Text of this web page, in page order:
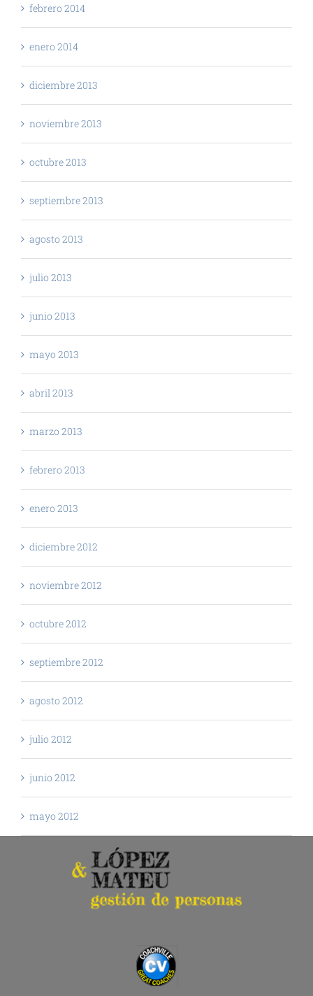
febrero 2014
enero 2014
diciembre 2013
noviembre 2013
octubre 2013
septiembre 2013
agosto 2013
julio 2013
junio 2013
mayo 2013
abril 2013
marzo 2013
febrero 2013
enero 2013
diciembre 2012
noviembre 2012
octubre 2012
septiembre 2012
agosto 2012
julio 2012
junio 2012
mayo 2012